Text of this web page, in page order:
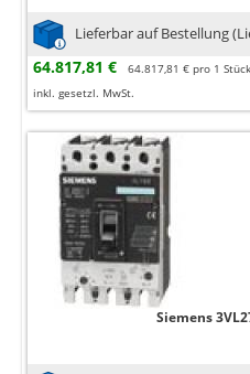
Lieferbar auf Bestellung
64.817,81 €
64.817,81 € pro 1 Stück
inkl. gesetzl. MwSt.
Siemens